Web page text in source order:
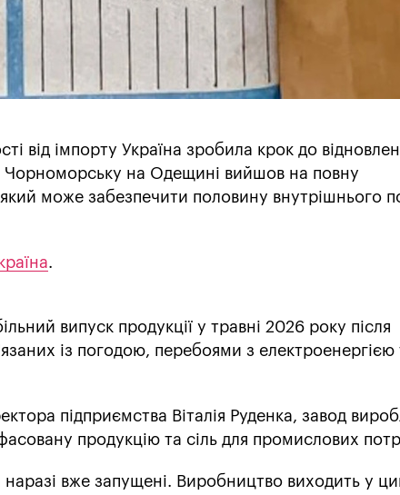
від імпорту Україна зробила крок до
Чорноморську на Одещині вийшов на повну
може забезпечити половину внутрішнього
.
випуск продукції у травні 2026 року після
із погодою, перебоями з електроенергією
підприємства Віталія Руденка, завод
продукцію та сіль для промислових
наразі вже запущені. Виробництво виходить у